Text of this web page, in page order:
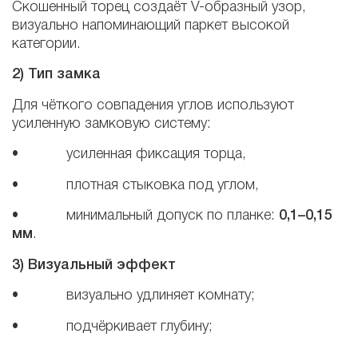
Скошенный торец создаёт V-образный узор,
визуально напоминающий паркет высокой
категории.
2) Тип замка
Для чёткого совпадения углов используют
усиленную замковую систему:
• усиленная фиксация торца,
• плотная стыковка под углом,
• минимальный допуск по планке: 0,1–0,15
мм.
3) Визуальный эффект
• визуально удлиняет комнату;
• подчёркивает глубину;